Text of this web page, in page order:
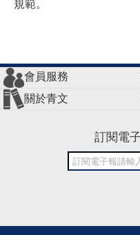
規範。
會員服務
會員辦法
客服信箱
隱私條款
網站導覽
關於青文
訂閱電